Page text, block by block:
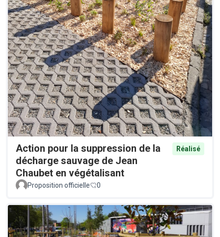
Action pour la suppression de la
décharge sauvage de Jean
Chaubet en végétalisant
Réalisé
Proposition officielle 0